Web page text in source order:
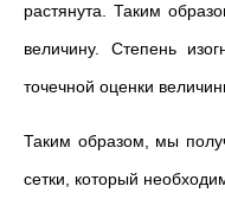
растянута. Таким
величину. Степень
точечной оценки
Таким образом, мы
сетки, который